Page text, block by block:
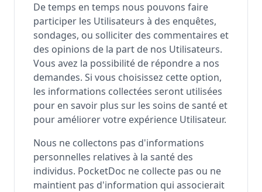
De temps en temps nous pouvons faire
participer les Utilisateurs à des enquêtes,
sondages, ou solliciter des commentaires et
des opinions de la part de nos Utilisateurs.
Vous avez la possibilité de répondre a nos
demandes. Si vous choisissez cette option,
les informations collectées seront utilisées
pour en savoir plus sur les soins de santé et
pour améliorer votre expérience Utilisateur.
Nous ne collectons pas d'informations
personnelles relatives à la santé des
individus. PocketDoc ne collecte pas ou ne
maintient pas d'information qui associerait